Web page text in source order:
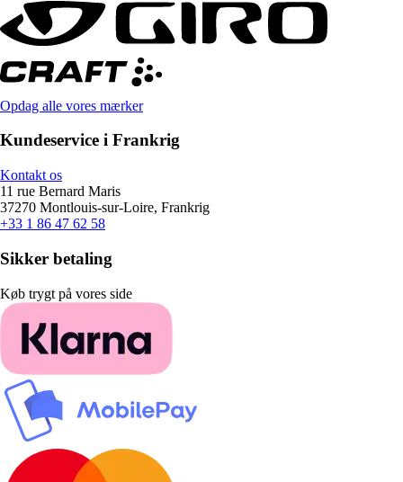
Opdag alle vores mærker
Kundeservice i Frankrig
Kontakt os
11 rue Bernard Maris
37270 Montlouis-sur-Loire, Frankrig
+33 1 86 47 62 58
Sikker betaling
Køb trygt på vores side